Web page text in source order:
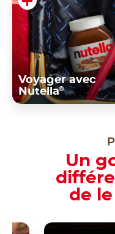
Voyager avec
Nutella®
Un
de